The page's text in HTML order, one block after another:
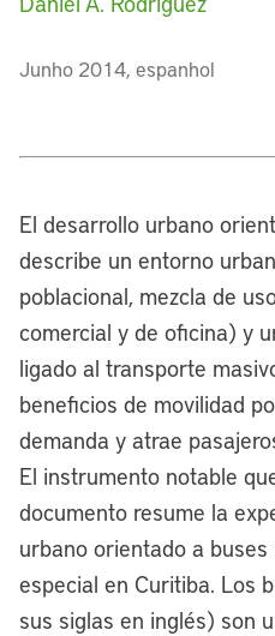
Junho 2014, espanhol
El desarrollo urbano
describe un entorno
poblacional, mezcla de
comercial y de oficina) y
ligado al transporte
beneficios de movilidad
demanda y atrae
El instrumento notable
documento resume la
urbano orientado a
especial en Curitiba. Los
sus siglas en inglés) son